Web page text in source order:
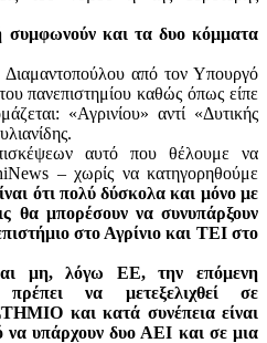
συμφωνούν και τα δυο κόμματα
από τον Υπουργό
πανεπιστημίου καθώς όπως είπε
«Αγρινίου» αντί «Δυτικής
αυτό που θέλουμε να
– χωρίς να κατηγορηθούμε
ότι πολύ δύσκολα και μόνο με
θα μπορέσουν να συνυπάρξουν
στο Αγρίνιο και ΤΕΙ στο
μη, λόγω ΕΕ, την επόμενη
να μετεξελιχθεί σε
και κατά συνέπεια είναι
να υπάρχουν δυο ΑΕΙ και σε μια